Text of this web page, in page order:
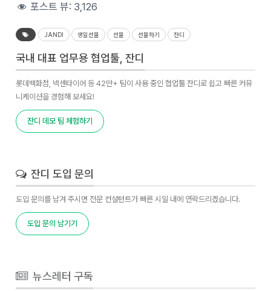
포스트 뷰: 3,126
JANDI 생일선물 선물 선물하기 잔디
국내 대표 업무용 협업툴, 잔디
롯데백화점, 넥센타이어 등 42만+ 팀이 사용 중인 협업툴 잔디로 쉽고 빠른 커뮤
니케이션을 경험해 보세요!
잔디 데모 팀 체험하기
잔디 도입 문의
도입 문의를 남겨 주시면 전문 컨설턴트가 빠른 시일 내에 연락드리겠습니다.
도입 문의 남기기
뉴스레터 구독